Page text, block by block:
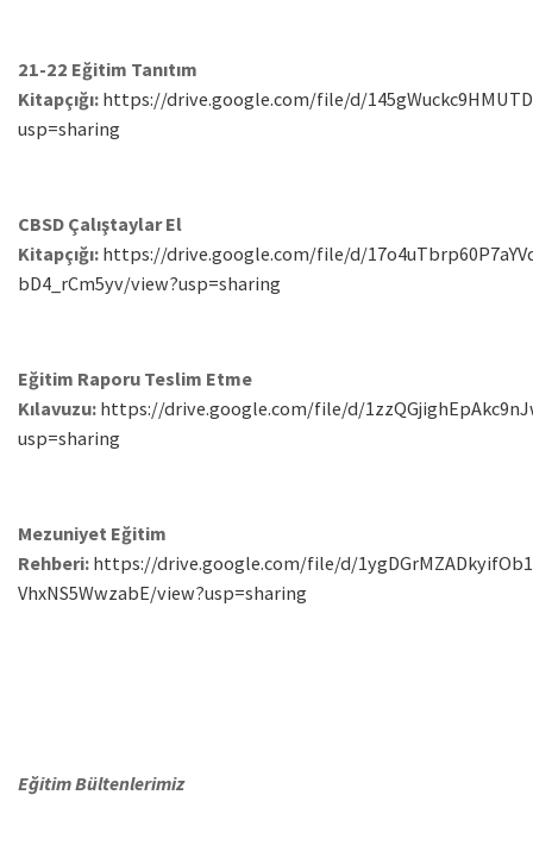
21-22 Eğitim Tanıtım
Kitapçığı: https://drive.google.com/file/d/
usp=sharing
CBSD Çalıştaylar El
Kitapçığı: https://drive.google.com/file/d/
bD4_rCm5yv/view?usp=sharing
Eğitim Raporu Teslim Etme
Kılavuzu: https://drive.google.com/file/d/
usp=sharing
Mezuniyet Eğitim
Rehberi: https://drive.google.com/file/d/
VhxNS5WwzabE/view?usp=sharing
Eğitim Bültenlerimiz